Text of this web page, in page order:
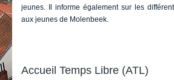
jeunes. Il informe également sur les
aux jeunes de Molenbeek.
Accueil Temps Libre (ATL)